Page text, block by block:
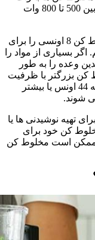
اندازه گیری می شود که معمولاً محدوده ای بین 500 تا 800 وات
چه اندازه مخلوط کن نیاز دارم؟ ما یک مخلوط کن 8 اونسی را برای
بسیاری از مواد را
وعده را به طور
بزرگتر با ظرفیت
حداکثر 40 اونس بخواهید. مخلوط کن هایی که 44 اونس یا بیشتر
شوند.
برای تهیه نوشیدنی ها یا
کن خود برای
می کنید، ممکن است مخلوط کن